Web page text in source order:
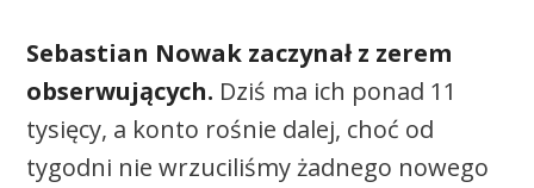
Sebastian Nowak zaczynał z zerem
obserwujących. Dziś ma ich ponad 11
tysięcy, a konto rośnie dalej, choć od
tygodni nie wrzuciliśmy żadnego nowego